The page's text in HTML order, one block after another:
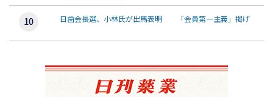
日歯会長選、小林氏が出馬表明 「会員第一主義」掲げ